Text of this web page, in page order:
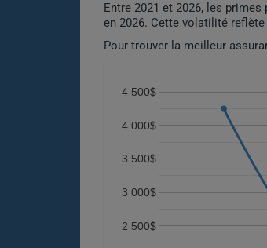
Entre 2021 et 2026, les
en 2026. Cette volatilité
Pour trouver la meilleur
2 500$
3 000$
3 500$
4 000$
4 500$